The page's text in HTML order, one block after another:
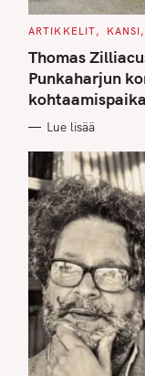
C
T
E
G
O
R
I
S
ARTIKKELIT KANSI
Thomas
Punkaharjun
Lue lisää